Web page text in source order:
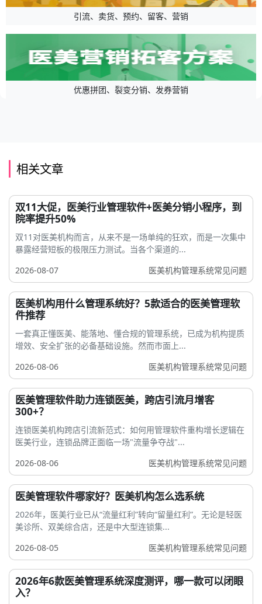
引流、卖货、预约、留客、营销
优惠拼团、裂变分销、发券营销
相关文章
双11大促，医美行业管理软件+医美分销小程序，到
院率提升50%
双11对医美机构而言，从来不是一场单纯的狂欢，而是一次集中
暴露经营短板的极限压力测试。当各个渠道的...
2026-08-07
医美机构管理系统常见问题
医美机构用什么管理系统好？5款适合的医美管理软
件推荐
一套真正懂医美、能落地、懂合规的管理系统，已成为机构提质
增效、安全扩张的必备基础设施。然而市面上...
2026-08-06
医美机构管理系统常见问题
医美管理软件助力连锁医美，跨店引流月增客
300+？
连锁医美机构跨店引流新范式：如何用管理软件重构增长逻辑在
医美行业，连锁品牌正面临一场"流量争夺战"...
2026-08-06
医美机构管理系统常见问题
医美管理软件哪家好？医美机构怎么选系统
2026年，医美行业已从“流量红利”转向“留量红利”。无论是轻医
美诊所、双美综合店，还是中大型连锁集...
2026-08-05
医美机构管理系统常见问题
2026年6款医美管理系统深度测评，哪一款可以闭眼
入？